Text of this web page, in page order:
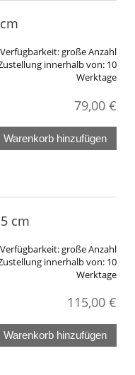
Verfügbarkeit:große Anzahl
innerhalb von: 10
Werktage
79,00 €
Warenkorb hinzufügen
cm
Verfügbarkeit:große Anzahl
innerhalb von: 10
Werktage
115,00 €
Warenkorb hinzufügen